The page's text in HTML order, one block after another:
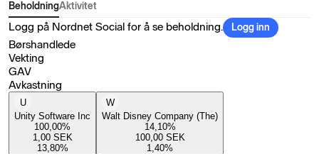
BeholdningAktivitet
Logg på Nordnet Social for å se beholdning. Logg inn
Børshandlede
Vekting
GAV
Avkastning
U
Unity Software Inc
100,00%
1,00 SEK
13,80%
W
Walt Disney Company (The)
14,10%
100,00 SEK
1,40%